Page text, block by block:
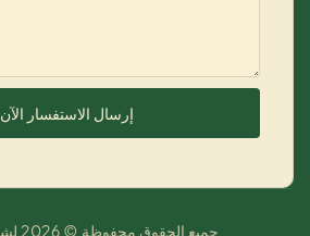
إرسال الاستفسار الآن
جميع الحقوق محفوظة © 2026 لشركة يوغي كير